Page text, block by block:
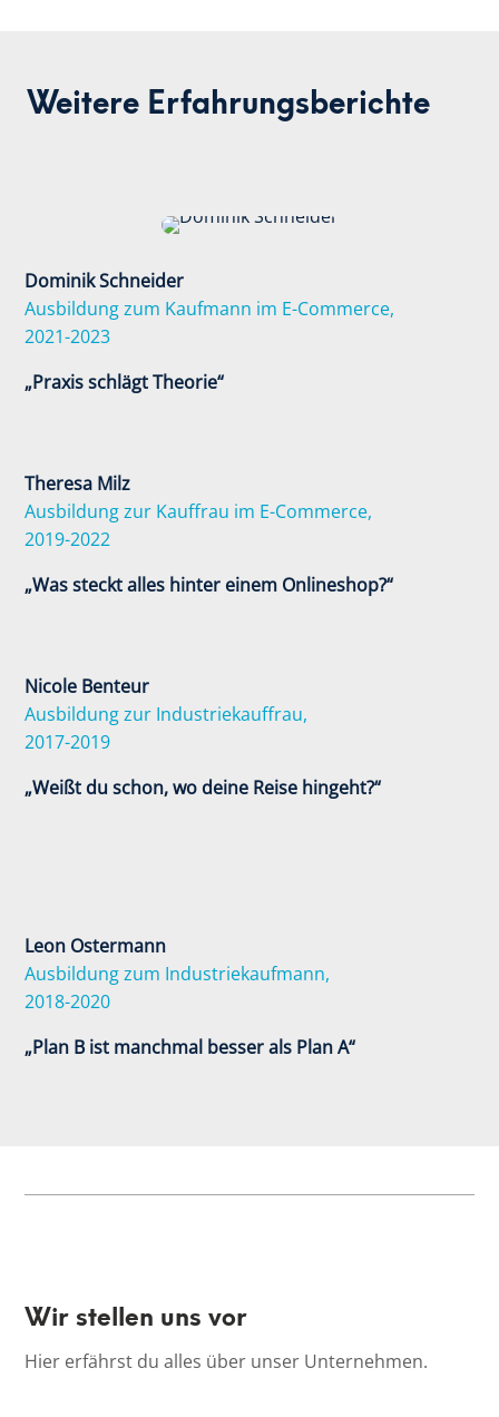
Weitere Erfahrungsberichte
Dominik Schneider
Ausbildung zum Kaufmann im E-Commerce,
2021-2023
„Praxis schlägt Theorie“
Theresa Milz
Ausbildung zur Kauffrau im E-Commerce,
2019-2022
„Was steckt alles hinter einem Onlineshop?“
Nicole Benteur
Ausbildung zur Industriekauffrau,
2017-2019
„Weißt du schon, wo deine Reise hingeht?“
Leon Ostermann
Ausbildung zum Industriekaufmann,
2018-2020
„Plan B ist manchmal besser als Plan A“
Wir stellen uns vor
Hier erfährst du alles über unser Unternehmen.